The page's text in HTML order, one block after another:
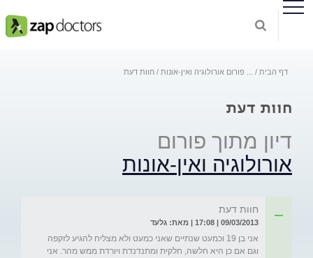
דף הבית פורום אורולוגיה ואין-אונות חוות דעת
חוות דעת
דיון מתוך פורום
אורולוגיה ואין-אונות
חוות דעת
09/03/2013 | 17:08 | מאת: גלעד
אני בן 19 וכמעט שנתיים שאני כמעט ולא מצליח להגיע לזקפה
וגם אם כן היא חלשה, חלקית ומתנדנדת ויורדת ממש מהר. אני